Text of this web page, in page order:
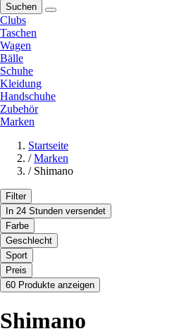
Suchen
Clubs
Taschen
Wagen
Bälle
Schuhe
Kleidung
Handschuhe
Zubehör
Marken
Startseite
/ Marken
/ Shimano
Filter
In 24 Stunden versendet
Farbe
Geschlecht
Sport
Preis
60 Produkte anzeigen
Shimano